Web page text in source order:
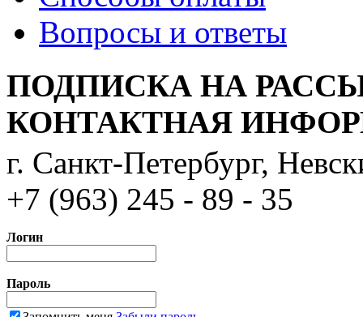
Вопросы и ответы
ПОДПИСКА НА
КОНТАКТНАЯ
г. Санкт-Петербург,
+7 (963) 245 - 89 - 35
Логин
Пароль